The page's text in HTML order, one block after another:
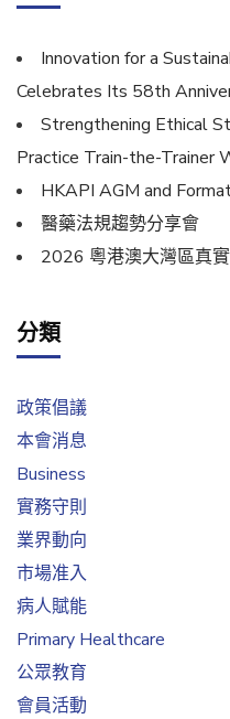
Innovation for a
Celebrates Its 58th
Strengthening Ethical
Practice Train-the-Trainer
HKAPI AGM and
醫藥法規趨勢分享會
2026 粵港澳大灣區真
分類
政策倡議
本會消息
Business
實務守則
業界動向
市場准入
病人賦能
Primary Healthcare
公眾教育
會員活動